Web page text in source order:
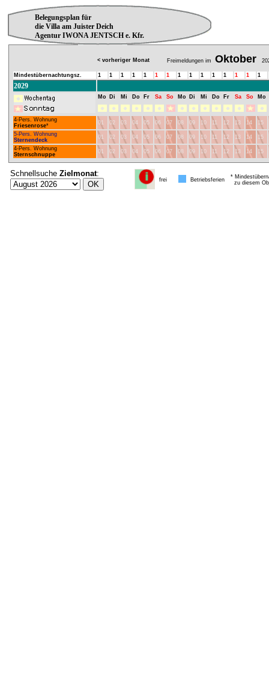
Belegungsplan für
die Villa am Juister Deich
Agentur IWONA JENTSCH e. Kfr.
< vorheriger Monat Freimeldungen im Oktober
Mindestübernachtungsz. 1 1 1 1 1 1 1 1 1 1 1 1 1 1 1
2029
Mo Di Mi Do Fr Sa So Mo Di Mi Do Fr Sa So Mo
4-Pers. Wohnung
Friesenrose* 01 02 03 04 05 06 07 08 09 10 11 12 13 14
15
5-Pers. Wohnung
Sternendeck
01 02 03 04 05 06 07 08 09 10 11 12 13 14
15
4-Pers. Wohnung
Sternschnuppe
01 02 03 04 05 06 07 08 09 10 11 12 13 14 15
Schnellsuche Zielmonat:
frei Betriebsferien
*
zu diesem